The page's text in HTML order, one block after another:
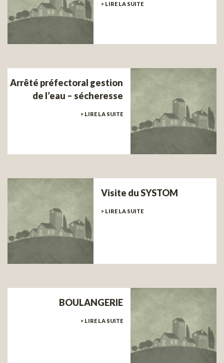
> LIRE LA SUITE
Arrêté préfectoral gestion
de l’eau – sécheresse
> LIRE LA SUITE
Visite du SYSTOM
> LIRE LA SUITE
BOULANGERIE
> LIRE LA SUITE